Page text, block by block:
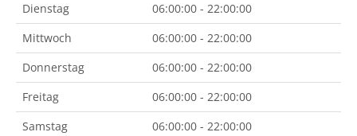
Dienstag
06:00:00 - 22:00:00
Mittwoch
06:00:00 - 22:00:00
Donnerstag
06:00:00 - 22:00:00
Freitag
06:00:00 - 22:00:00
Samstag
06:00:00 - 22:00:00